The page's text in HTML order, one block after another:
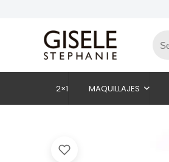
2×1 MAQUILLAJES